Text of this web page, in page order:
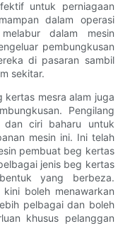
untuk perniagaan
dalam operasi
dalam mesin
pembungkusan
di pasaran sambil
sekitar.
kertas mesra alam juga
Pengilang
dan ciri baharu untuk
mesin ini. Ini telah
pembuat beg kertas
jenis beg kertas
yang berbeza.
boleh menawarkan
pelbagai dan boleh
khusus pelanggan